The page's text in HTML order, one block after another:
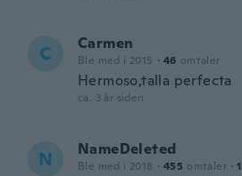
C Carmen
Ble med i 2015 · 46 omtaler
Hermoso,talla perfecta
ca. 3 år siden
N NameDeleted
Ble med i 2018 · 455 omtaler · 1